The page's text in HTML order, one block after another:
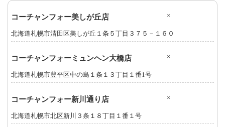
コーチャンフォー美しが丘店 ×
北海道札幌市清田区美しが丘１条５丁目３７５－１６０
コーチャンフォーミュンヘン大橋店 ×
北海道札幌市豊平区中の島１条１３丁目１番1号
コーチャンフォー新川通り店 ×
北海道札幌市北区新川３条１８丁目１番１号